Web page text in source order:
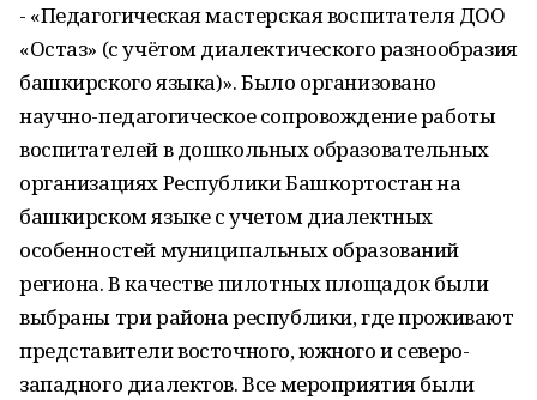
- «Педагогическая мастерская воспитателя ДОО
«Остаз» (с учётом диалектического разнообразия
башкирского языка)». Было организовано
научно-педагогическое сопровождение работы
воспитателей в дошкольных образовательных
организациях Республики Башкортостан на
башкирском языке с учетом диалектных
особенностей муниципальных образований
региона. В качестве пилотных площадок были
выбраны три района республики, где проживают
представители восточного, южного и северо-
западного диалектов. Все мероприятия были